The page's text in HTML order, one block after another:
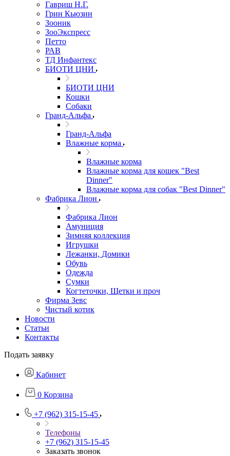
Гавриш Н.Г.
Грин Кьюзин
Зооник
ЗооЭкспресс
Петто
РАВ
ТД Инфантекс
БИОТИ ЦНИ
БИОТИ ЦНИ
Кошки
Собаки
Гранд-Альфа
Гранд-Альфа
Влажные корма
Влажные корма
Влажные корма для кошек "Best
Dinner"
Влажные корма для собак "Best Dinner"
Фабрика Лион
Фабрика Лион
Амуниция
Зимняя коллекция
Игрушки
Лежанки, Домики
Обувь
Одежда
Сумки
Когтеточки, Щетки и проч
Фирма Зевс
Чистый котик
Новости
Статьи
Контакты
Подать заявку
Кабинет
0 Корзина
+7 (962) 315-15-45
Телефоны
+7 (962) 315-15-45
Заказать звонок